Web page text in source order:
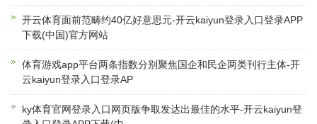
开云体育面前范畴约40亿好意思元-开云kaiyun登录入口登录APP
下载(中国)官方网站
体育游戏app平台两条指数分别聚焦国企和民企两类刊行主体-开
云kaiyun登录入口登录AP
ky体育官网登录入口网页版争取发达出最佳的水平-开云kaiyun登